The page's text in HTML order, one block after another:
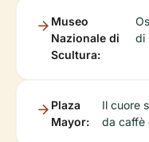
Museo
Nazionale di
Scultura:
di
Plaza
Mayor:
Il cuore
da caffè